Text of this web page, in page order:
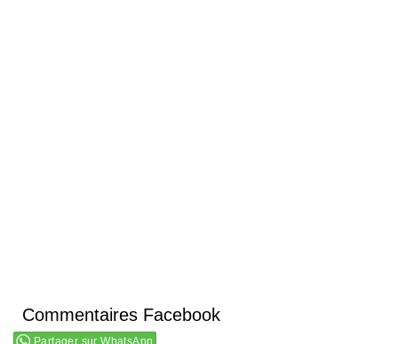
Commentaires Facebook
Partager sur WhatsApp